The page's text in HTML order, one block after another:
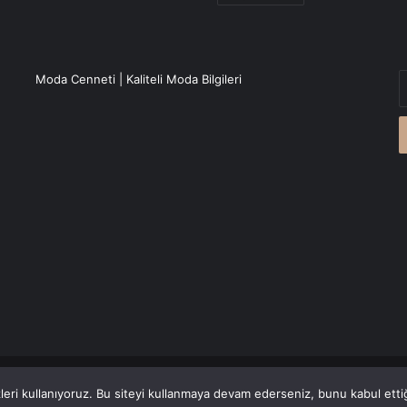
Moda Cenneti | Kaliteli Moda Bilgileri
Canlı Haber'den alınmaktadır.
kullanıyoruz. Bu siteyi kullanmaya devam ederseniz, bunu kabul